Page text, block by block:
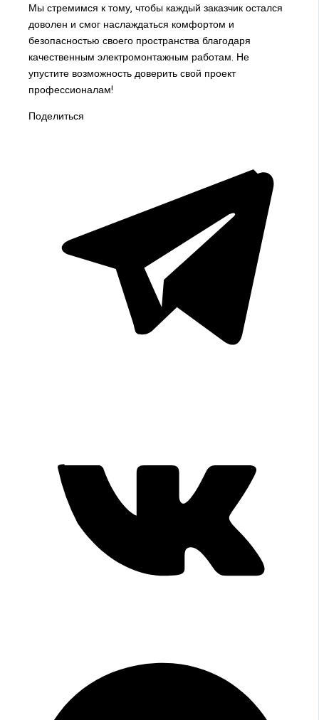
Мы стремимся к тому, чтобы каждый заказчик остался
доволен и смог наслаждаться комфортом и
безопасностью своего пространства благодаря
качественным электромонтажным работам. Не
упустите возможность доверить свой проект
профессионалам!
Поделиться